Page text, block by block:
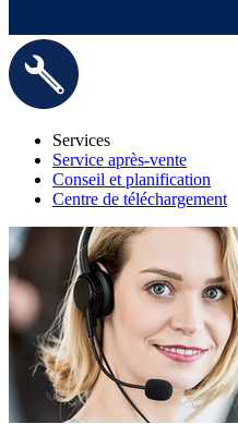
Services
Service après-vente
Conseil et planification
Centre de téléchargement